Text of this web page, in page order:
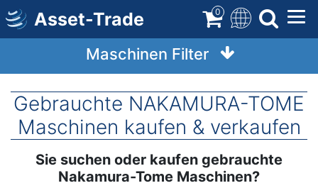
Direkt
zum
Inhalt
Asset-Trade 0
Maschinen Filter
Gebrauchte NAKAMURA-TOME
Maschinen kaufen & verkaufen
Description
Sie suchen oder kaufen gebrauchte
Nakamura-Tome Maschinen?